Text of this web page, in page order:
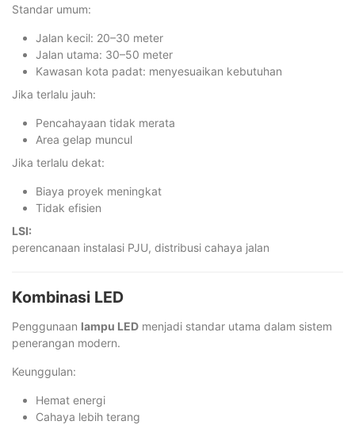
Standar umum:
Jalan kecil: 20–30 meter
Jalan utama: 30–50 meter
Kawasan kota padat: menyesuaikan kebutuhan
Jika terlalu jauh:
Pencahayaan tidak merata
Area gelap muncul
Jika terlalu dekat:
Biaya proyek meningkat
Tidak efisien
LSI:
perencanaan instalasi PJU, distribusi cahaya jalan
Kombinasi LED
Penggunaan lampu LED menjadi standar utama dalam sistem
penerangan modern.
Keunggulan:
Hemat energi
Cahaya lebih terang